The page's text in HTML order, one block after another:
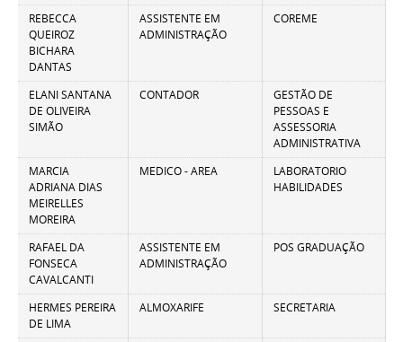
REBECCA
QUEIROZ
BICHARA
DANTAS
ASSISTENTE EM
ADMINISTRAÇÃO
COREME
ELANI SANTANA
DE OLIVEIRA
SIMÃO
CONTADOR
GESTÃO DE
PESSOAS E
ASSESSORIA
ADMINISTRATIVA
MARCIA
ADRIANA DIAS
MEIRELLES
MOREIRA
MEDICO - AREA
LABORATORIO
HABILIDADES
RAFAEL DA
FONSECA
CAVALCANTI
ASSISTENTE EM
ADMINISTRAÇÃO
POS GRADUAÇÃO
HERMES PEREIRA
DE LIMA
ALMOXARIFE SECRETARIA